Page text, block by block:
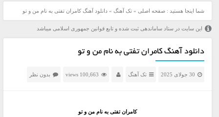
شما اینجا هستید : صفحه اصلی » تک آهنگ » دانلود آهنگ کامران تفتی به نام من و تو
این سایت در ستاد ساماندهی ثبت شده و تابع قوانین جمهوری اسلامی میباشد
دانلود آهنگ کامران تفتی به نام من و تو
30 جولای 2025 تک آهنگ 100,663 views بدون نظر
کامران تفتی به نام من و تو